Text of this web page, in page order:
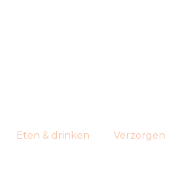
Eten & drinken Verzorgen